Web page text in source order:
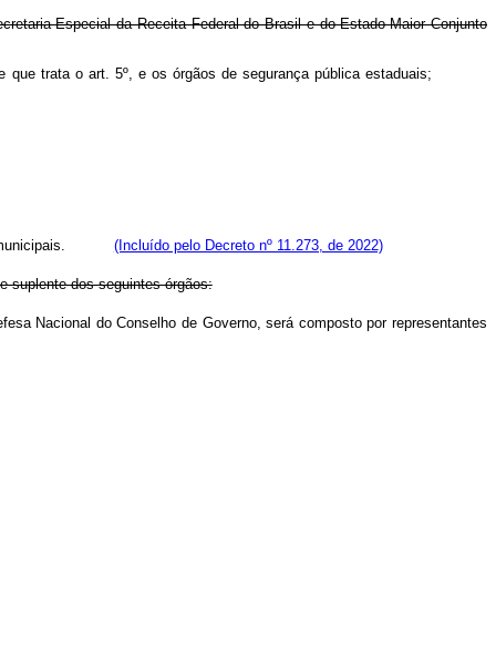
Especial da Receita Federal do Brasil e do Estado-Maior Conjunto
que trata o art. 5º, e os órgãos de segurança pública estaduais;
municipais. (Incluído pelo Decreto nº 11.273, de 2022)
suplente dos seguintes órgãos:
Nacional do Conselho de Governo, será composto por representantes